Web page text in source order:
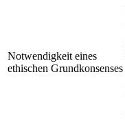
Notwendigkeit eines
ethischen Grundkonsenses